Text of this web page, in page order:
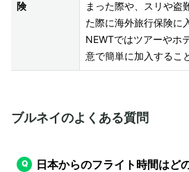
険
まった際や、スリや盗
た際に海外旅行保険に
NEWTではツアーやホ
意で簡単に加入するこ
ブルネイのよくある質問
日本からのフライト時間はど